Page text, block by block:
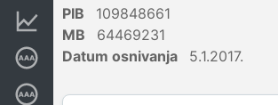
Finansijski podaci
Sertifikat bonitetne izvrsnosti
Dubinska bonitetna ocena
PIB
109848661
MB
64469231
Datum osnivanja
5.1.2017.